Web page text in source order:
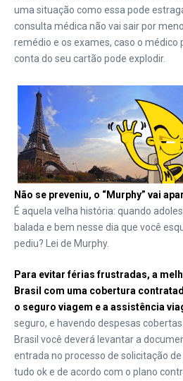
uma situação como essa pode
consulta médica não vai sair por
remédio e os exames, caso o médico
conta do seu cartão pode explodir.
Não se preveniu, o “Murphy” vai
É aquela velha história: quando
balada e bem nesse dia que você
pediu? Lei de Murphy.
Para evitar férias frustradas, a
Brasil com uma cobertura
o seguro viagem e a assistência
seguro, e havendo despesas
Brasil você deverá levantar a
entrada no processo de solicitação
tudo ok e de acordo com o plano